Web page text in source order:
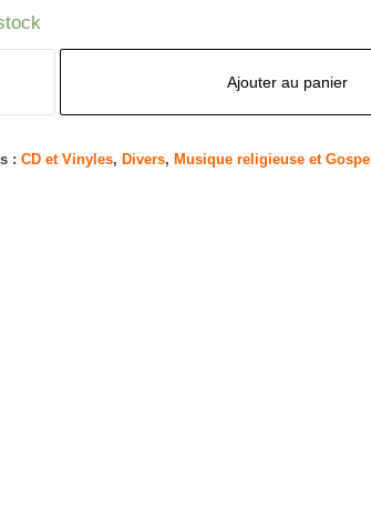
Ajouter au panier
: CD et Vinyles, Divers, Musique religieuse et Gospel